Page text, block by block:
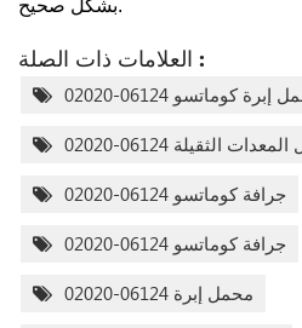
بشكل صحيح.
العلامات ذات الصلة :
إبرة كوماتسو 06124-02020
الثقيلة 06124-02020
جرافة كوماتسو 06124-02020
جرافة كوماتسو 06124-02020
محمل إبرة 06124-02020